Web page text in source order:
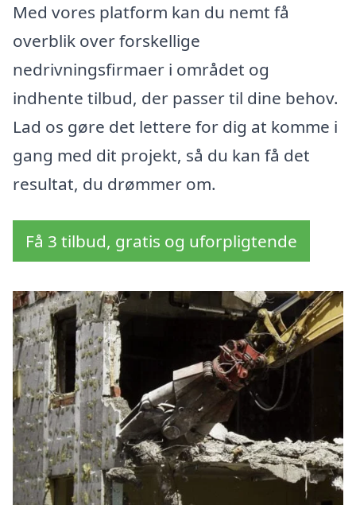
Med vores platform kan du nemt få
overblik over forskellige
nedrivningsfirmaer i området og
indhente tilbud, der passer til dine behov.
Lad os gøre det lettere for dig at komme i
gang med dit projekt, så du kan få det
resultat, du drømmer om.
Få 3 tilbud, gratis og uforpligtende